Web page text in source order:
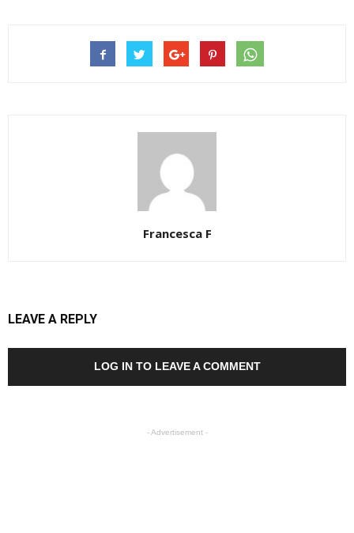
Francesca F
LEAVE A REPLY
LOG IN TO LEAVE A COMMENT
- Advertisement -